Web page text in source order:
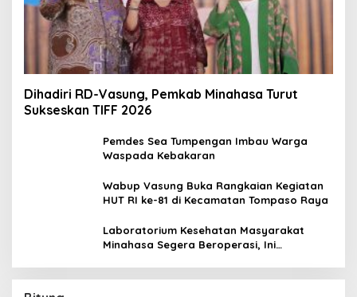
Dihadiri RD-Vasung, Pemkab Minahasa Turut
Sukseskan TIFF 2026
Pemdes Sea Tumpengan Imbau Warga
Waspada Kebakaran
Wabup Vasung Buka Rangkaian Kegiatan
HUT RI ke-81 di Kecamatan Tompaso Raya
Laboratorium Kesehatan Masyarakat
Minahasa Segera Beroperasi, Ini